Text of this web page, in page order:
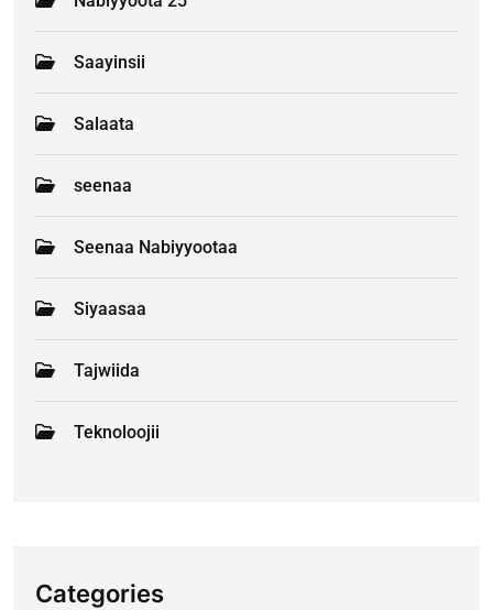
Saayinsii
Salaata
seenaa
Seenaa Nabiyyootaa
Siyaasaa
Tajwiida
Teknoloojii
Categories